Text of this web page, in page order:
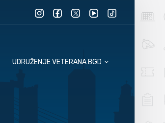
UDRUŽENJE VETERANA BGD